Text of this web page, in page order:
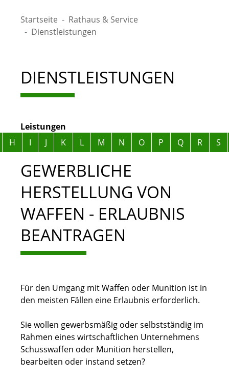
Startseite
Rathaus & Service
Dienstleistungen
DIENSTLEISTUNGEN
Leistungen
Alphabetisches Register überspringen
H I J K L M N O P Q R S
GEWERBLICHE
HERSTELLUNG VON
WAFFEN - ERLAUBNIS
BEANTRAGEN
Für den Umgang mit Waffen oder Munition ist in
den meisten Fällen eine Erlaubnis erforderlich.
Sie wollen gewerbsmäßig oder selbstständig im
Rahmen eines wirtschaftlichen Unternehmens
Schusswaffen oder Munition herstellen,
bearbeiten oder instand setzen?